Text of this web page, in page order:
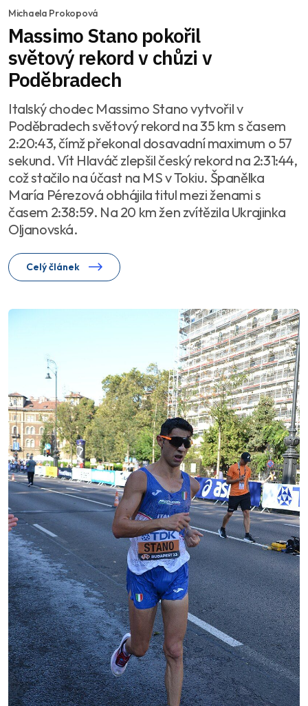
Michaela Prokopová
Massimo Stano pokořil
světový rekord v chůzi v
Poděbradech
Italský chodec Massimo Stano vytvořil v
Poděbradech světový rekord na 35 km s časem
2:20:43, čímž překonal dosavadní maximum o 57
sekund. Vít Hlaváč zlepšil český rekord na 2:31:44,
což stačilo na účast na MS v Tokiu. Španělka
María Pérezová obhájila titul mezi ženami s
časem 2:38:59. Na 20 km žen zvítězila Ukrajinka
Oljanovská.
Celý článek